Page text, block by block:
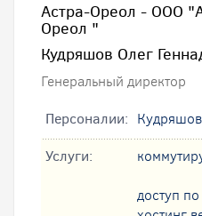
Астра-Ореол - ООО
Ореол "
Кудряшов Олег
Генеральный директор
Персоналии:
Услуги:
доступ